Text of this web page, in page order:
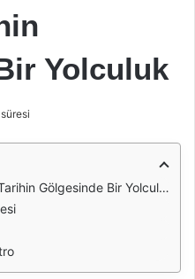
Yolculuk
Gölgesinde Bir Yolculuk